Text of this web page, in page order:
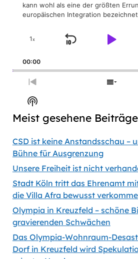
kann wohl als eine der größten
europäischen Integration
Change
Rate
1x
Skip
Play
00:00
Previous
Episode
Show
Show
Podcast
Information
Meist gesehene Beiträge
CSD ist keine Anstandsschau –
Bühne für Ausgrenzung
Unsere Freiheit ist nicht
Stadt Köln tritt das Ehrenamt
die Villa Afra bewusst
Olympia in Kreuzfeld – schöne
gravierenden Schwächen
Das Olympia-Wohnraum-
Dorf in Kreuzfeld wird